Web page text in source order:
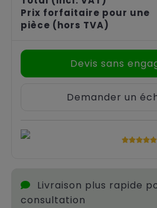
Prix forfaitaire pour une
pièce (hors TVA)
Devis sans
Demander un
Livraison plus rapide
consultation